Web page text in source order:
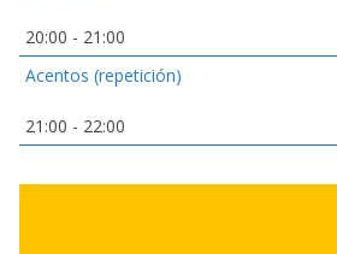
20:00 - 21:00
Acentos (repetición)
21:00 - 22:00